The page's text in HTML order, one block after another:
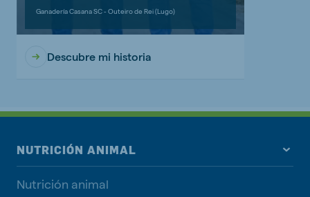
Ganadería Casana SC - Outeiro de Rei (Lugo)
Descubre mi historia
NUTRICIÓN ANIMAL
Nutrición animal